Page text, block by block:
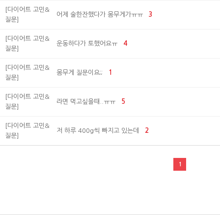
[다이어트 고민&
질문]
어제 술한잔했다가 몸무게가ㅠㅠ 3
[다이어트 고민&
질문]
운동하다가 토했어요ㅠ 4
[다이어트 고민&
질문]
몸무게 질문이요;; 1
[다이어트 고민&
질문]
라면 먹고싶을때..ㅠㅠ 5
[다이어트 고민&
질문]
저 하루 400g씩 빠지고 있는데 2
1